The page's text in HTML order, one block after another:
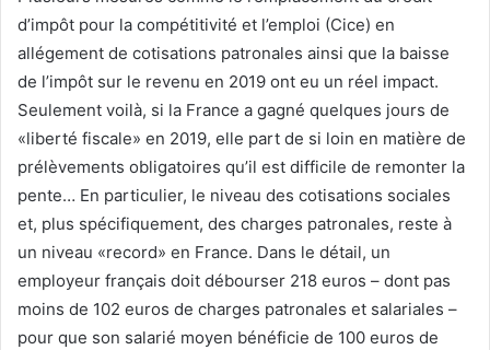
d’impôt pour la compétitivité et l’emploi (Cice) en
allégement de cotisations patronales ainsi que la baisse
de l’impôt sur le revenu en 2019 ont eu un réel impact.
Seulement voilà, si la France a gagné quelques jours de
«liberté fiscale» en 2019, elle part de si loin en matière de
prélèvements obligatoires qu’il est difficile de remonter la
pente… En particulier, le niveau des cotisations sociales
et, plus spécifiquement, des charges patronales, reste à
un niveau «record» en France. Dans le détail, un
employeur français doit débourser 218 euros – dont pas
moins de 102 euros de charges patronales et salariales –
pour que son salarié moyen bénéficie de 100 euros de